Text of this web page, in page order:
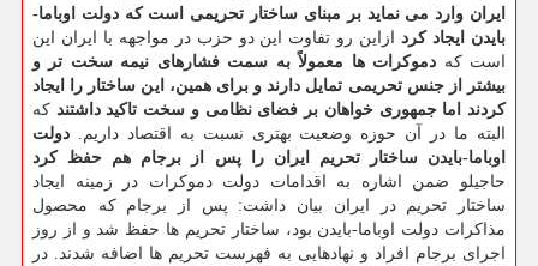
ایران وارد می نماید بر مبنای ساختار تحریمی است که دولت اوباما-
بایدن ایجاد کردازاین رو تفاوت این دو حزب در مواجهه با ایران این
است که دموکرات ها معمولاً به سمت فشارهای نیمه سخت تر و
بیشتر از جنس تحریمی تمایل دارند و برای همین، این ساختار را ایجاد
کردند اما جمهوری خواهان بر فضای نظامی و سخت تاکید داشتند که
البته ما در آن حوزه وضعیت بهتری نسبت به اقتصاد داریم. دولت
اوباما-بایدن ساختار تحریم ایران را پس از برجام هم حفظ کرد
حاجیلو ضمن اشاره به اقدامات دولت دموکرات در زمینه ایجاد
ساختار تحریم در ایران بیان داشت: پس از برجام که محصول
مذاکرات دولت اوباما-بایدن بود، ساختار تحریم ها حفظ شد و از روز
اجرای برجام افراد و نهادهایی به فهرست تحریم ها اضافه شدند. در